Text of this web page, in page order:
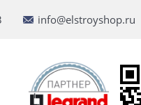
info@elstroyshop.ru